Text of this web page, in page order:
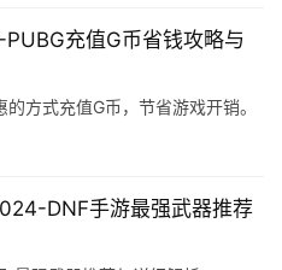
充值G币省钱攻略与
方式充值G币，节省游戏开销。
DNF手游最强武器推荐